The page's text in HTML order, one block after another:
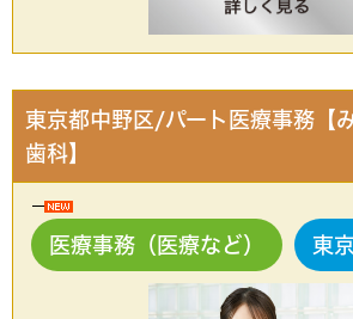
東京都中野区/パート医療事務【
歯科】
医療事務（医療など） 東